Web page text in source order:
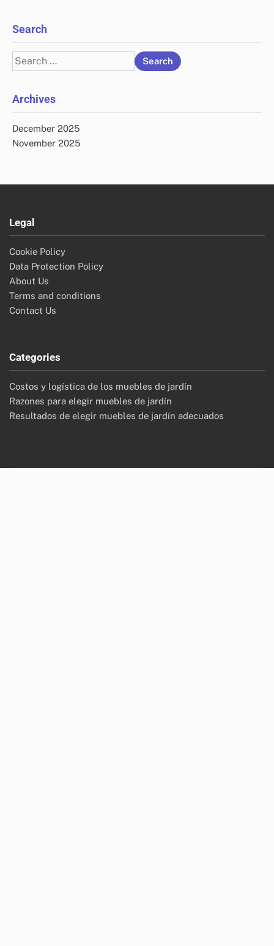
Search
Search
for:
Archives
December 2025
November 2025
Legal
Cookie Policy
Data Protection Policy
About Us
Terms and conditions
Contact Us
Categories
Costos y logística de los muebles de jardín
Razones para elegir muebles de jardín
Resultados de elegir muebles de jardín adecuados